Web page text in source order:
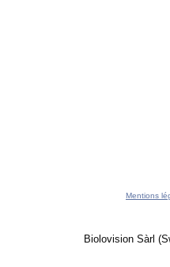
Mentions
Biolovision Sàrl